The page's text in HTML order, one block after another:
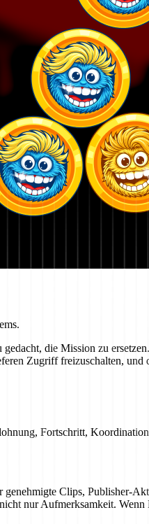
die Mission zu
Zugriff freizuschalten,
Fortschritt,
Clips, Publisher-
nur Aufmerksamkeit.